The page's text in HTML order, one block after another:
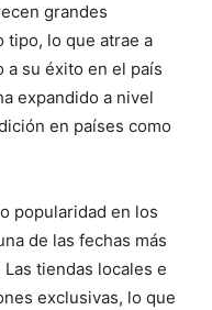
grandes
tipo, lo que atrae a
a su éxito en el país
expandido a nivel
en países como
popularidad en los
de las fechas más
tiendas locales e
exclusivas, lo que